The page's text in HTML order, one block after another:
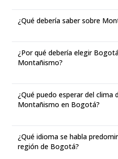
¿Qué debería saber sobre
¿Por qué debería elegir
Montañismo?
¿Qué puedo esperar del clima
Montañismo en Bogotá?
¿Qué idioma se habla
región de Bogotá?